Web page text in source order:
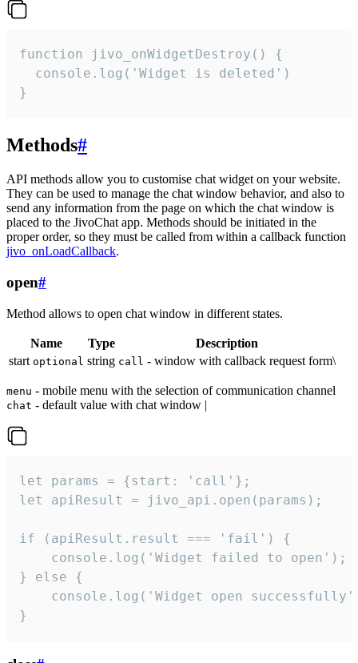
function jivo_onWidgetDestroy() {
  console.log('Widget is deleted')
}
Methods#
API methods allow you to customise chat widget on your website.
They can be used to manage the chat window behavior, and also to
send any information from the page on which the chat window is
placed to the JivoChat app. Methods should be initiated in the
proper order, so they must be called from within a callback function
jivo_onLoadCallback.
open#
Method allows to open chat window in different states.
Name Type
Description
start optional string call - window with callback request form\
menu - mobile menu with the selection of communication channel
chat - default value with chat window |
let params = {start: 'call'};
let apiResult = jivo_api.open(params);
if (apiResult.result === 'fail') {
    console.log('Widget failed to open');
} else {
console.log('Widget open
}